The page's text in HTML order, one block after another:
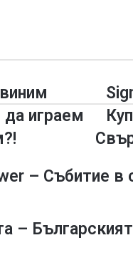
да играем
S
i
g
n
и
й
– Събитие в
–